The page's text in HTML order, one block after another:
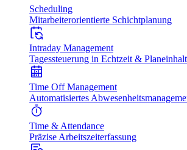
Scheduling
Mitarbeiterorientierte Schichtplanung
Intraday Management
Tagessteuerung in Echtzeit &
Time Off Management
Automatisiertes
Time & Attendance
Präzise Arbeitszeiterfassung